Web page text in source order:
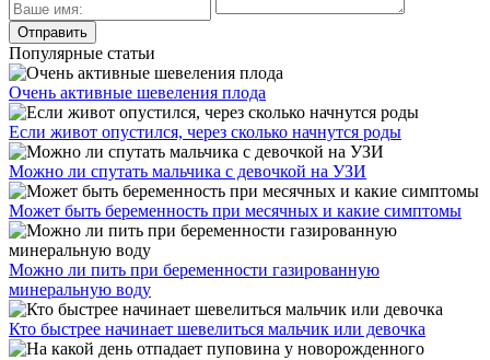
Популярные статьи
Очень активные шевеления плода
Если живот опустился, через сколько начнутся роды
Можно ли спутать мальчика с девочкой на УЗИ
Может быть беременность при месячных и какие симптомы
Можно ли пить при беременности газированную
минеральную воду
Кто быстрее начинает шевелиться мальчик или девочка